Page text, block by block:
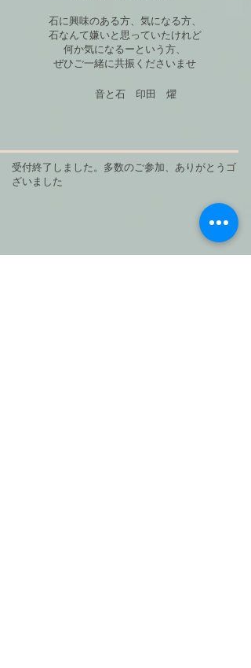
石に興味のある方、気になる方、
石なんて嫌いと思っていたけれど
何か気になるーという方、
ぜひご一緒に共振くださいませ
音と石 印田 燿
受付終了しました。多数のご参加、ありがとうゴ
ざいました